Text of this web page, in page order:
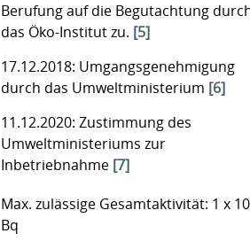
Berufung auf die Begutachtung
das Öko-Institut zu. [5]
17.12.2018: Umgangsgenehmigung
durch das Umweltministerium [6]
11.12.2020: Zustimmung des
Umweltministeriums zur
Inbetriebnahme [7]
Max. zulässige Gesamtaktivität: 1 x 10
Bq